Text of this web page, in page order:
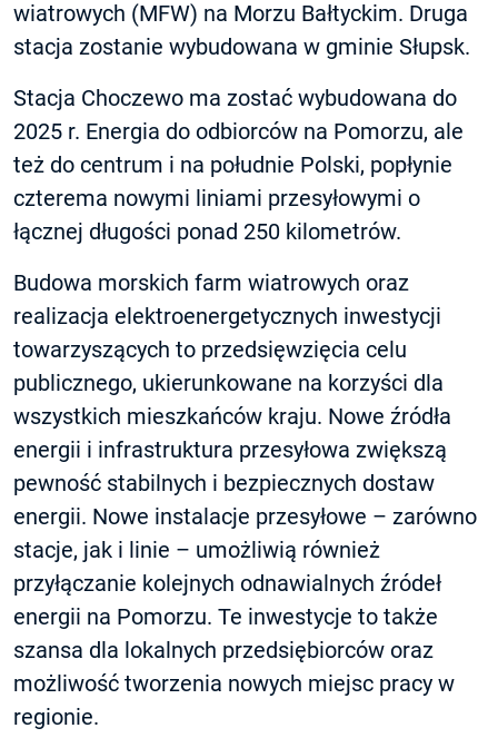
wiatrowych (MFW) na Morzu Bałtyckim. Druga
stacja zostanie wybudowana w gminie Słupsk.
Stacja Choczewo ma zostać wybudowana do
2025 r. Energia do odbiorców na Pomorzu, ale
też do centrum i na południe Polski, popłynie
czterema nowymi liniami przesyłowymi o
łącznej długości ponad 250 kilometrów.
Budowa morskich farm wiatrowych oraz
realizacja elektroenergetycznych inwestycji
towarzyszących to przedsięwzięcia celu
publicznego, ukierunkowane na korzyści dla
wszystkich mieszkańców kraju. Nowe źródła
energii i infrastruktura przesyłowa zwiększą
pewność stabilnych i bezpiecznych dostaw
energii. Nowe instalacje przesyłowe – zarówno
stacje, jak i linie – umożliwią również
przyłączanie kolejnych odnawialnych źródeł
energii na Pomorzu. Te inwestycje to także
szansa dla lokalnych przedsiębiorców oraz
możliwość tworzenia nowych miejsc pracy w
regionie.